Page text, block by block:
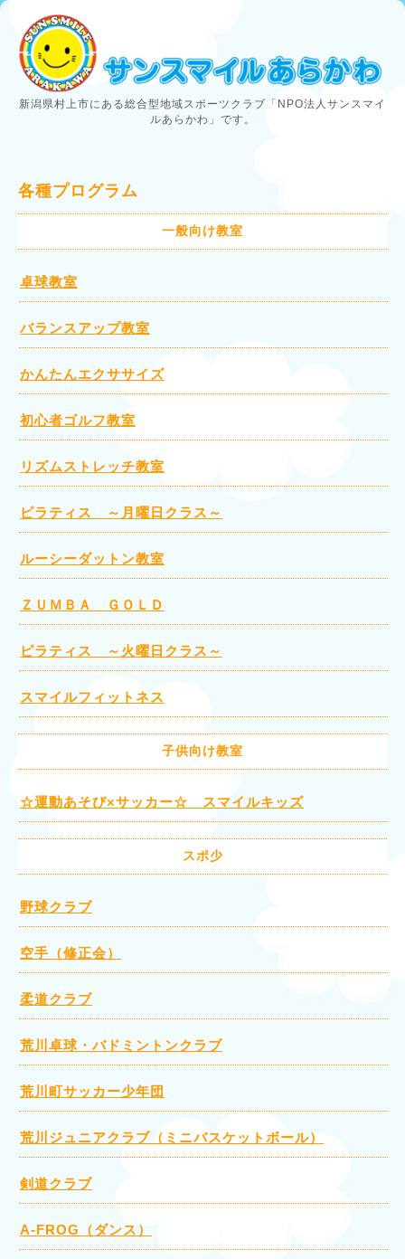
新潟県村上市にある総合型地域スポーツクラブ「NPO法人サンスマイ
ルあらかわ」です。
各種プログラム
一般向け教室
卓球教室
バランスアップ教室
かんたんエクササイズ
初心者ゴルフ教室
リズムストレッチ教室
ピラティス ～月曜日クラス～
ルーシーダットン教室
ＺＵＭＢＡ ＧＯＬＤ
ピラティス ～火曜日クラス～
スマイルフィットネス
子供向け教室
☆運動あそび×サッカー☆ スマイルキッズ
スポ少
野球クラブ
空手（修正会）
柔道クラブ
荒川卓球・バドミントンクラブ
荒川町サッカー少年団
荒川ジュニアクラブ（ミニバスケットボール）
剣道クラブ
A-FROG（ダンス）